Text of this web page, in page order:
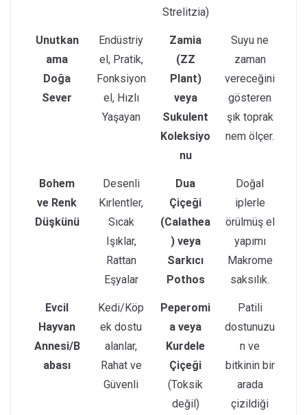
Strelitzia)
Unutkan
ama
Doğa
Sever
Endüstriy
el, Pratik,
Fonksiyon
el, Hızlı
Yaşayan
Zamia
(ZZ
Plant)
veya
Sukulent
Koleksiyo
nu
Suyu ne
zaman
vereceğini
gösteren
şık toprak
nem ölçer.
Bohem
ve Renk
Düşkünü
Desenli
Kırlentler,
Sıcak
Işıklar,
Rattan
Eşyalar
Dua
Çiçeği
(Calathea
) veya
Sarkıcı
Pothos
Doğal
iplerle
örülmüş el
yapımı
Makrome
saksılık.
Evcil
Hayvan
Annesi/B
abası
Kedi/Köp
ek dostu
alanlar,
Rahat ve
Güvenli
Peperomi
a veya
Kurdele
Çiçeği
(Toksik
değil)
Patili
dostunuzu
n ve
bitkinin bir
arada
çizildiği